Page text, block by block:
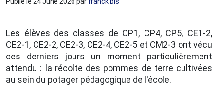
Les élèves des classes de CP1, CP4, CP5, CE1-2,
CE2-1, CE2-2, CE2-3, CE2-4, CE2-5 et CM2-3 ont vécu
ces derniers jours un moment particulièrement
attendu : la récolte des pommes de terre cultivées
au sein du potager pédagogique de l'école.